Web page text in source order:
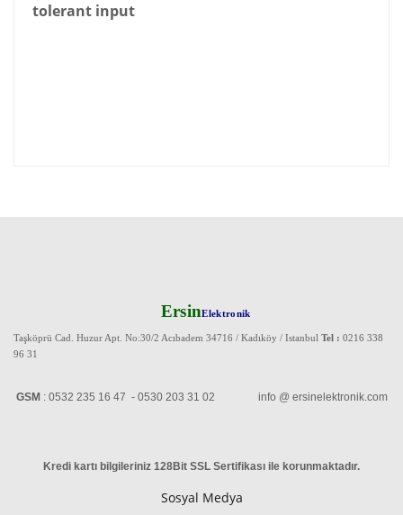
tolerant input
ErsinElektronik
Taşköprü Cad. Huzur Apt. No:30/2 Acıbadem 34716 / Kadıköy / Istanbul Tel : 0216 338
96 31
GSM : 0532 235 16 47 - 0530 203 31 02 info @ ersinelektronik.com
Kredi kartı bilgileriniz 128Bit SSL Sertifikası ile korunmaktadır.
Sosyal Medya